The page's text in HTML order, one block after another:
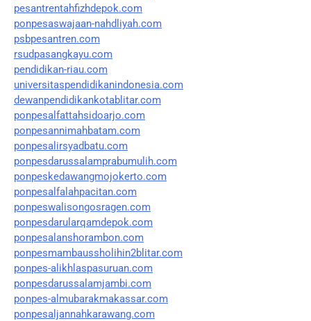
pesantrentahfizhdepok.com
ponpesaswajaan-nahdliyah.com
psbpesantren.com
rsudpasangkayu.com
pendidikan-riau.com
universitaspendidikanindonesia.com
dewanpendidikankotablitar.com
ponpesalfattahsidoarjo.com
ponpesannimahbatam.com
ponpesalirsyadbatu.com
ponpesdarussalamprabumulih.com
ponpeskedawangmojokerto.com
ponpesalfalahpacitan.com
ponpeswalisongosragen.com
ponpesdarularqamdepok.com
ponpesalanshorambon.com
ponpesmambaussholihin2blitar.com
ponpes-alikhlaspasuruan.com
ponpesdarussalamjambi.com
ponpes-almubarakmakassar.com
ponpesaljannahkarawang.com